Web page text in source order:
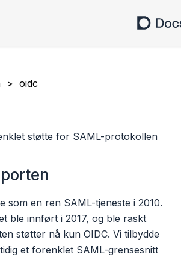
> oidc
støtte for SAML-protokollen
som en ren SAML-tjeneste i 2010.
ble innført i 2017, og ble raskt
støtter nå kun OIDC. Vi tilbydde
et forenklet SAML-grensesnitt